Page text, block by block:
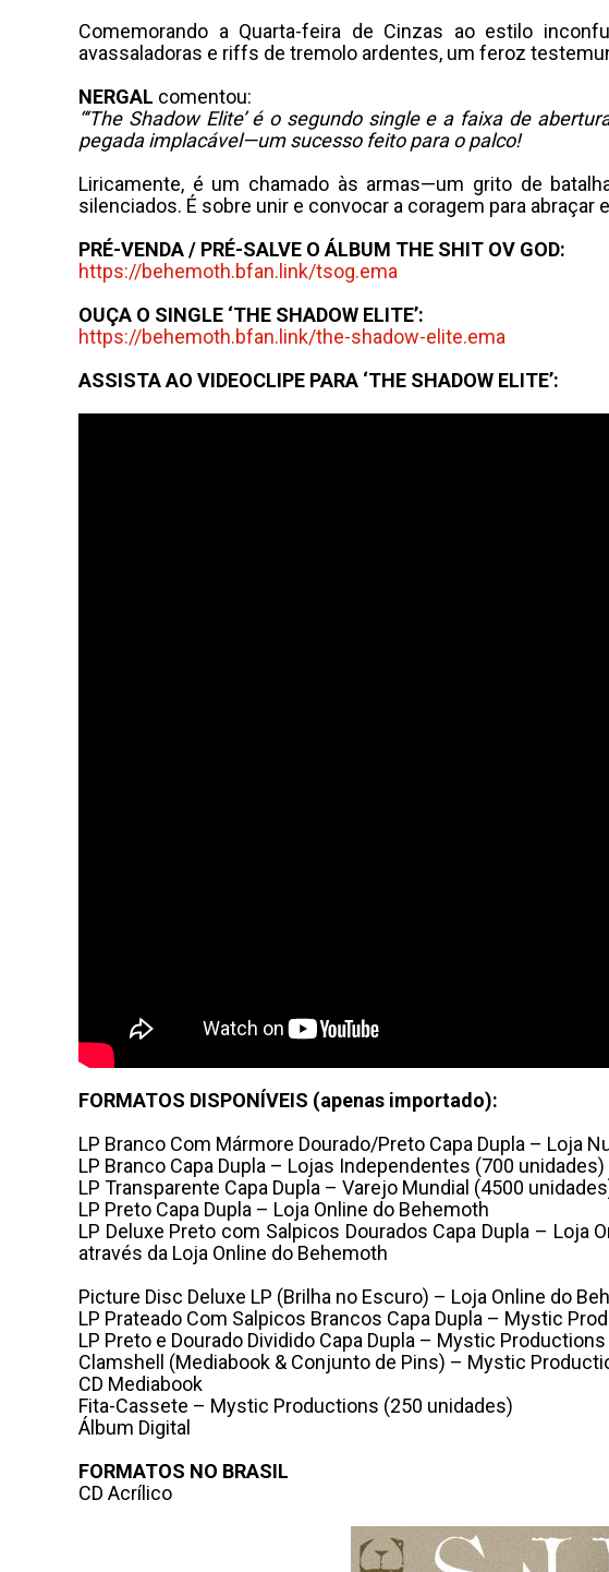
Comemorando a Quarta-feira de Cinzas ao estilo
avassaladoras e riffs de tremolo ardentes, um feroz
NERGAL comentou:
“‘The Shadow Elite’ é o segundo single e a faixa de
pegada implacável—um sucesso feito para o palco!
Liricamente, é um chamado às armas—um grito de
silenciados. É sobre unir e convocar a coragem para
PRÉ-VENDA / PRÉ-SALVE O ÁLBUM THE SHIT OV GOD:
https://behemoth.bfan.link/tsog.ema
OUÇA O SINGLE ‘THE SHADOW ELITE’:
https://behemoth.bfan.link/the-shadow-elite.ema
ASSISTA AO VIDEOCLIPE PARA ‘THE SHADOW ELITE’:
FORMATOS DISPONÍVEIS (apenas importado):
LP Branco Com Mármore Dourado/Preto Capa Dupla – Loja
LP Branco Capa Dupla – Lojas Independentes (700 unidades)
LP Transparente Capa Dupla – Varejo Mundial (4500
LP Preto Capa Dupla – Loja Online do Behemoth
LP Deluxe Preto com Salpicos Dourados Capa Dupla –
através da Loja Online do Behemoth
Picture Disc Deluxe LP (Brilha no Escuro) – Loja Online do
LP Prateado Com Salpicos Brancos Capa Dupla – Mystic
LP Preto e Dourado Dividido Capa Dupla – Mystic
Clamshell (Mediabook & Conjunto de Pins) – Mystic
CD Mediabook
Fita-Cassete – Mystic Productions (250 unidades)
Álbum Digital
FORMATOS NO BRASIL
CD Acrílico